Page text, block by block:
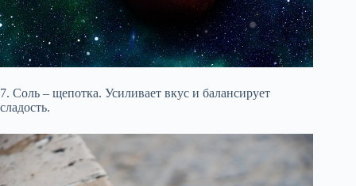
7. Соль – щепотка. Усиливает вкус и балансирует
сладость.